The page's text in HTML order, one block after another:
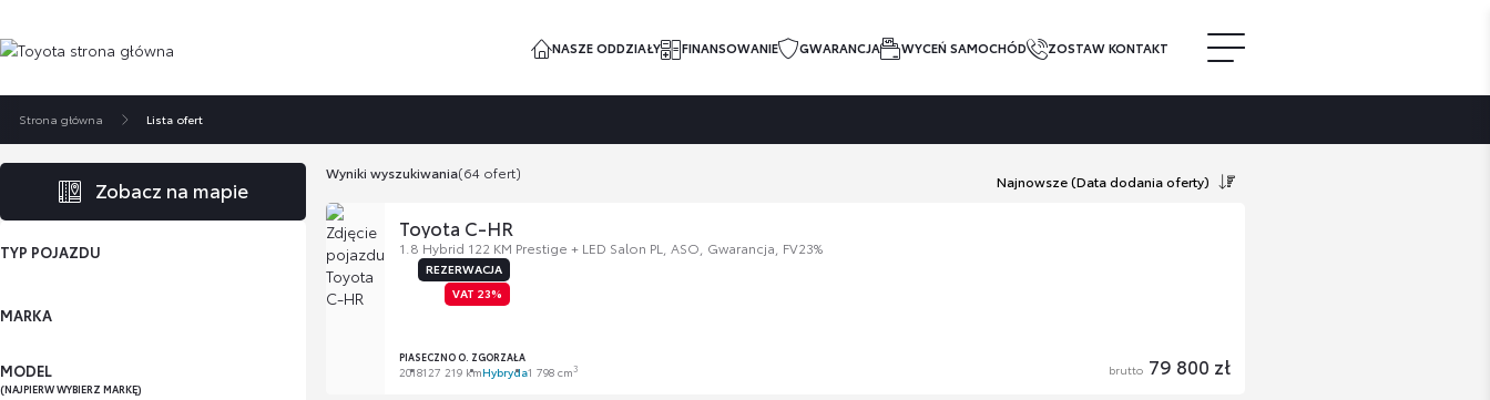
NASZE ODDZIAŁY FINANSOWANIE GWARANCJA WYCEŃ SAMOCHÓD ZOSTAW KONTAKT
Strona główna Lista ofert
Zobacz na mapie
TYP POJAZDU
MARKA
MODEL
(NAJPIERW WYBIERZ MARKĘ)
Wyniki wyszukiwania(64 ofert) Najnowsze(Data dodania oferty)
Toyota C-HR
1.8 Hybrid 122 KM Prestige + LED Salon PL, ASO, Gwarancja, FV23%
REZERWACJA
VAT 23%
PIASECZNO O. ZGORZAŁA
2018127 219 kmHybryda1 798 cm3 brutto 79 800 zł